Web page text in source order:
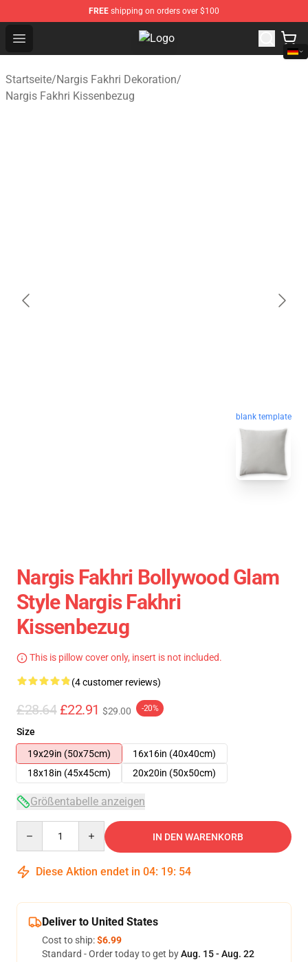
FREE shipping on orders over $100
Open menu Nargis Fakhri Shop - Official
Startseite/Nargis Fakhri Dekoration/
Nargis Fakhri Kissenbezug
blank template
Nargis Fakhri Bollywood Glam
Style Nargis Fakhri
Kissenbezug
This is pillow cover only, insert is not included.
(4 customer reviews)
£28.64 £22.91 $29.00 -20%
Size
19x29in (50x75cm)
16x16in (40x40cm)
18x18in (45x45cm)
20x20in (50x50cm)
Größentabelle anzeigen
IN DEN WARENKORB
Diese Aktion endet in 04: 19: 54
Deliver to United States
Cost to ship:$6.99
Standard - Order today to get byAug. 15 - Aug. 22